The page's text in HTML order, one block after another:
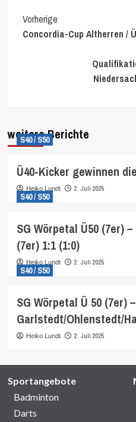
Continue
Reading
Vorherige
Concordia-Cup Altherren /
weitere Berichte
S40 / S50
Ü40-Kicker gewinnen
Heiko Lundt 2. Juli 2025
S40 / S50
SG Wörpetal Ü50 (7er)
(7er) 1:1 (1:0)
Heiko Lundt 2. Juli 2025
S40 / S50
SG Wörpetal Ü 50 (7er)
Garlstedt/Ohlenstedt/
Heiko Lundt 2. Juli 2025
Sportangebote
Badminton
Darts